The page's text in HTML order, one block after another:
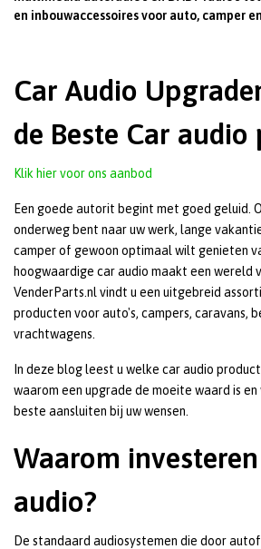
en inbouwaccessoires voor auto, camper
Car Audio
de Beste Car
Klik hier voor ons aanbod
Een goede autorit begint met goed geluid.
onderweg bent naar uw werk, lange
camper of gewoon optimaal wilt genieten
hoogwaardige car audio maakt een wereld
VenderParts.nl vindt u een uitgebreid
producten voor auto's, campers, caravans,
vrachtwagens.
In deze blog leest u welke car audio
waarom een upgrade de moeite waard is
beste aansluiten bij uw wensen.
Waarom
audio?
De standaard audiosystemen die door